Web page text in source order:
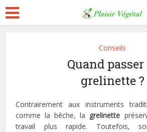
Conseils
Quand
grelinette ?
Contrairement aux instruments
comme la bêche, la grelinette
travail plus rapide. Toutefois,